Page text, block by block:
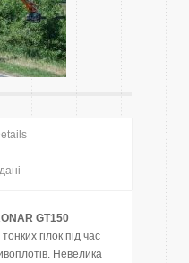
GT150
гілок під час
Невелика